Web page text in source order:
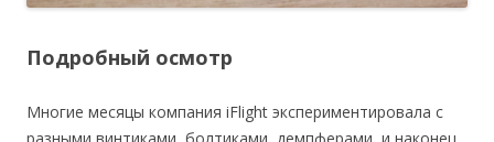
Подробный осмотр
Многие месяцы компания iFlight экспериментировала с